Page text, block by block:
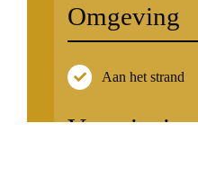
Omgeving
Aan het strand